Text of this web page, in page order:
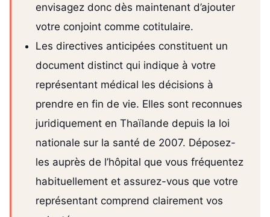
envisagez donc dès maintenant d’ajouter
votre conjoint comme cotitulaire.
Les directives anticipées constituent un
document distinct qui indique à votre
représentant médical les décisions à
prendre en fin de vie. Elles sont reconnues
juridiquement en Thaïlande depuis la loi
nationale sur la santé de 2007. Déposez-
les auprès de l’hôpital que vous fréquentez
habituellement et assurez-vous que votre
représentant comprend clairement vos